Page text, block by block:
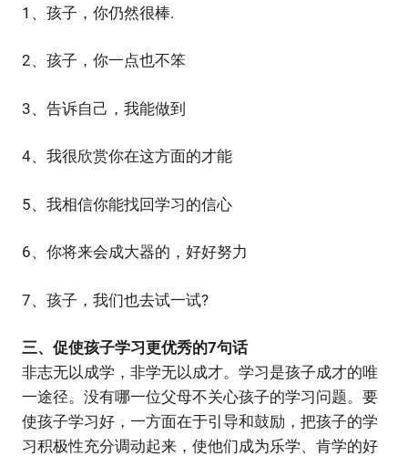
1、孩子，你仍然很棒.
2、孩子，你一点也不笨
3、告诉自己，我能做到
4、我很欣赏你在这方面的才能
5、我相信你能找回学习的信心
6、你将来会成大器的，好好努力
7、孩子，我们也去试一试?
三、促使孩子学习更优秀的7句话
非志无以成学，非学无以成才。学习是孩子成才的唯
一途径。没有哪一位父母不关心孩子的学习问题。要
使孩子学习好，一方面在于引导和鼓励，把孩子的学
习积极性充分调动起来，使他们成为乐学、肯学的好